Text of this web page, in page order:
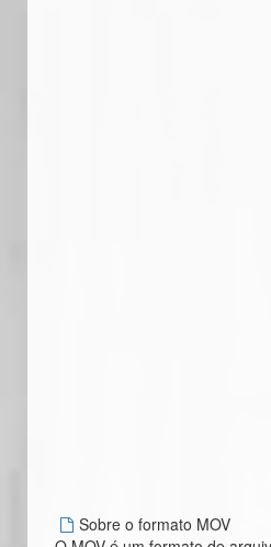
Sobre o formato MOV